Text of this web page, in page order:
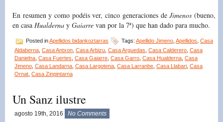
En resumen y como podéis ver, cinco generaciones deJimenos (bueno,
en casa Hualderna y Gaiarre van por la 7ª) que han dado para mucho.
Posted inApellidos bidankoztarras Tags: Apellido Jimeno Apellidos Casa
Aldaberna Casa Antxon Casa Arbizu Casa Arguedas Casa Calderero Casa
Danielna Casa Fuertes Casa Gaiarre Casa Garro Casa Hualderna Casa
Jimeno Casa Landarna Casa Largotena Casa Larranbe Casa Llabari Casa
Ornat Casa Zinpintarna
Un Sanz ilustre
agosto 19th, 2016 No Comments